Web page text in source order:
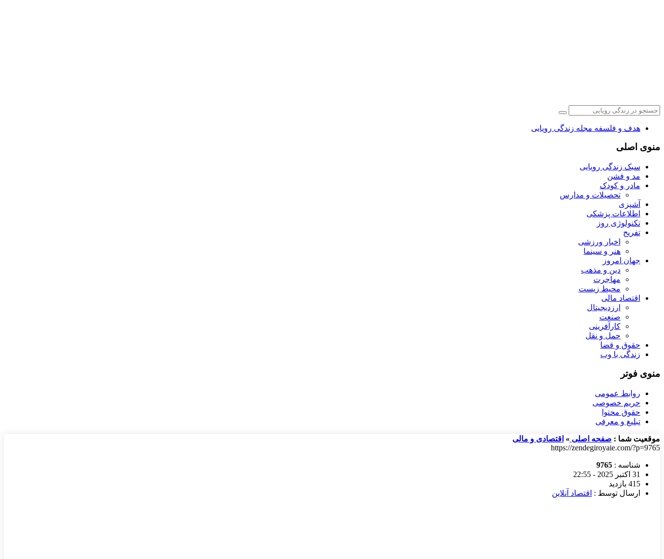
هدف و فلسفه مجله زندگی رویایی
منوی اصلی
سبک زندگی رویایی
مد و فشن
مادر و کودک
تحصیلات و مدارس
آشپزی
اطلاعات پزشکی
تکنولوژی روز
تفریح
اخبار ورزشی
هنر و سینما
جهان امروز
دین و مذهب
مهاجرت
محیط زیست
اقتصاد مالی
ارزدیجیتال
صنعت
کارآفرینی
حمل و نقل
حقوق و قضا
زندگی با وب
منوی فوتر
روابط عمومی
حریم خصوصی
حقوق محتوا
تبلیغ و معرفی
موقعیت شما : صفحه اصلی » اقتصادی و مالی
https://zendegiroyaie.com/?p=9765
شناسه : 9765
31 اکتبر 2025 - 22:55
415 بازدید
ارسال توسط : اقتصاد آنلاین